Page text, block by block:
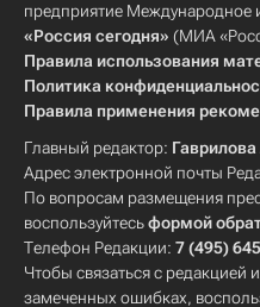
предприятие Международное
«Россия сегодня» (МИА
Правила использования
Политика
Правила применения
Главный редактор:
Адрес электронной почты
По вопросам размещения
воспользуйтесьформой
Телефон Редакции: 7 (495)
Чтобы связаться с редакцией
замеченных ошибках,